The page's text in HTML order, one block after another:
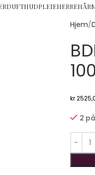
DUFTHUDPLEIEHERREHÅR
Hjem
kr
2